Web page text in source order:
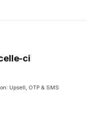
ci
Upsell, OTP & SMS